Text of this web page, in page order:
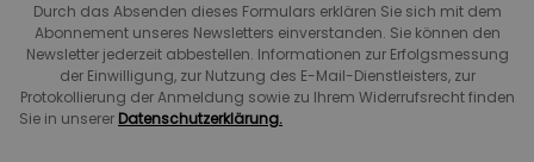
Durch das Absenden dieses Formulars erklären Sie sich mit dem
Abonnement unseres Newsletters einverstanden. Sie können den
Newsletter jederzeit abbestellen. Informationen zur Erfolgsmessung
der Einwilligung, zur Nutzung des E-Mail-Dienstleisters, zur
Protokollierung der Anmeldung sowie zu Ihrem Widerrufsrecht finden
Sie in unserer Datenschutzerklärung.